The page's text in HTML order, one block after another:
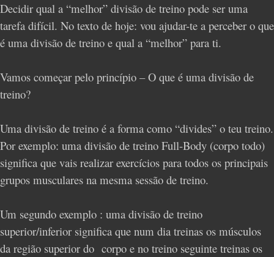
Decidir qual a “melhor” divisão de treino pode ser uma
tarefa difícil. No texto de hoje: vou ajudar-te a perceber o que
é uma divisão de treino e qual a “melhor” para ti.
Vamos começar pelo princípio – O que é uma divisão de
treino?
Uma divisão de treino é a forma como “divides” o teu treino.
Por exemplo: uma divisão de treino Full-Body (corpo todo)
significa que vais realizar exercícios para todos os principais
grupos musculares na mesma sessão de treino.
Um segundo exemplo : uma divisão de treino
superior/inferior significa que num dia treinas os músculos
da região superior do corpo e no treino seguinte treinas os